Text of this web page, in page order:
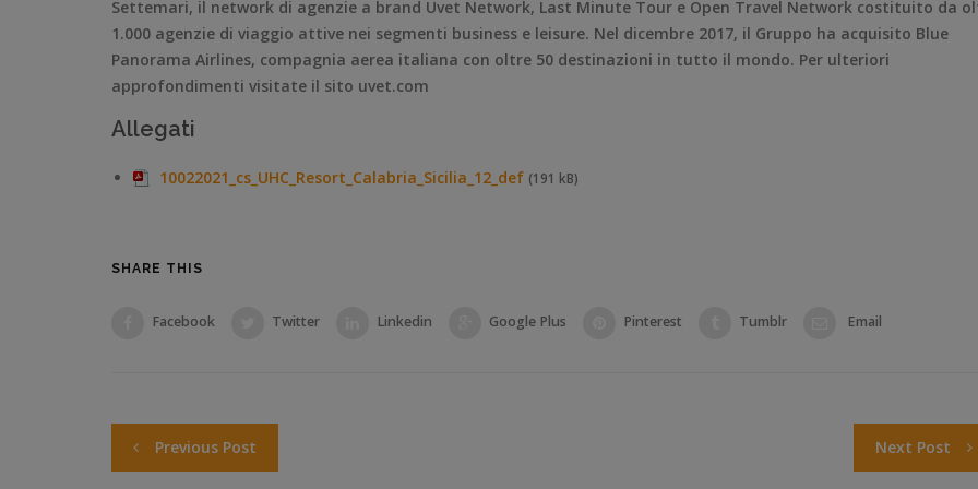
Settemari, il network di agenzie a brand Uvet Network, Last Minute Tour e Open Travel Network costituito da
1.000 agenzie di viaggio attive nei segmenti business e leisure. Nel dicembre 2017, il Gruppo ha acquisito Blue
Panorama Airlines, compagnia aerea italiana con oltre 50 destinazioni in tutto il mondo. Per ulteriori
approfondimenti visitate il sito uvet.com
Allegati
10022021_cs_UHC_Resort_Calabria_Sicilia_12_def (191 kB)
SHARE THIS
Facebook Twitter Linkedin Google Plus Pinterest Tumblr Email
Previous Post Next Post